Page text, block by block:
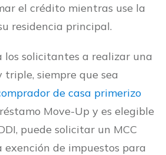
el crédito mientras use la
residencia principal.
los solicitantes a realizar una
triple, siempre que sea
de casa primerizo
Move-Up y es elegible
puede solicitar un MCC
de impuestos para